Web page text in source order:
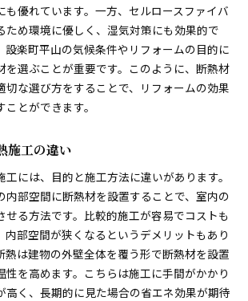
も優れています。一方、セルロースファイバ
ため環境に優しく、湿気対策にも効果的で
設楽町平山の気候条件やリフォームの目的に
を選ぶことが重要です。このように、断熱材
切な選び方をすることで、リフォームの効果
とができます。
施工の違い
には、目的と施工方法に違いがあります。
内部空間に断熱材を設置することで、室内の
せる方法です。比較的施工が容易でコストも
内部空間が狭くなるというデメリットもあり
熱は建物の外壁全体を覆う形で断熱材を設置
性を高めます。こちらは施工に手間がかかり
高く、長期的に見た場合の省エネ効果が期待